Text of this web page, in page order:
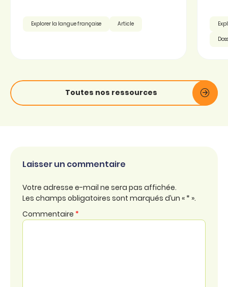
Explorer la langue française Article
Toutes nos ressources
Laisser un commentaire
Votre adresse e-mail ne sera pas affichée.
Les champs obligatoires sont marqués d’un « * ».
Commentaire *